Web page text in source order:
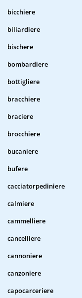
bicchiere
biliardiere
bischere
bombardiere
bottigliere
bracchiere
braciere
brocchiere
bucaniere
bufere
cacciatorpediniere
calmiere
cammelliere
cancelliere
cannoniere
canzoniere
capocarceriere